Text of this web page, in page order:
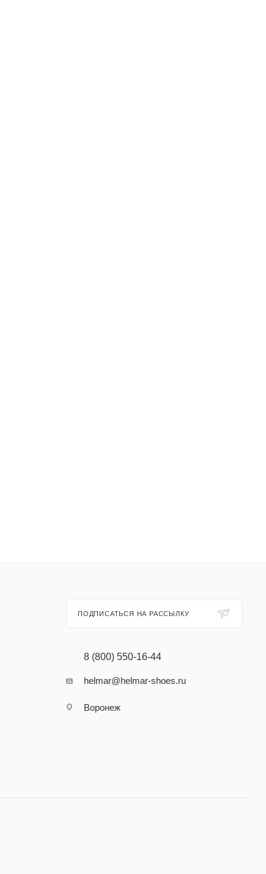
ПОДПИСАТЬСЯ НА РАССЫЛКУ
8 (800) 550-16-44
helmar@helmar-shoes.ru
Воронеж